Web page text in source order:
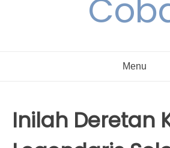
Menu
Inilah Deretan